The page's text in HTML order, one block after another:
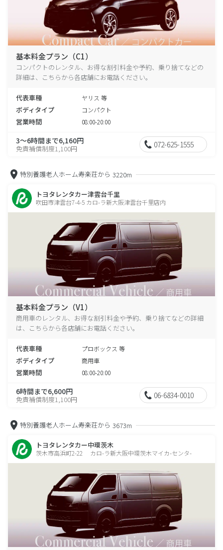
基本料金プラン（C1）
コンパクトのレンタル、お得な割引料金や予約、乗り捨てなどの
詳細は、こちらから各店舗にお電話ください。
代表車種 ヤリス 等
ボディタイプ コンパクト
営業時間 08:00-20:00
3～6時間まで6,160円
免責補償制度1,100円 072-625-1555
特別養護老人ホーム寿楽荘から 3220m
トヨタレンタカー津雲台千里
吹田市津雲台7-4-5 カロ-ラ新大阪津雲台千里店内
基本料金プラン（V1）
商用車のレンタル、お得な割引料金や予約、乗り捨てなどの詳細
は、こちらから各店舗にお電話ください。
代表車種 プロボックス 等
ボディタイプ 商用車
営業時間 08:00-20:00
6時間まで6,600円
免責補償制度1,100円 06-6834-0010
特別養護老人ホーム寿楽荘から 3673m
トヨタレンタカー中環茨木
茨木市高浜町2-22 カロ-ラ新大阪中環茨木マイカ-センタ-